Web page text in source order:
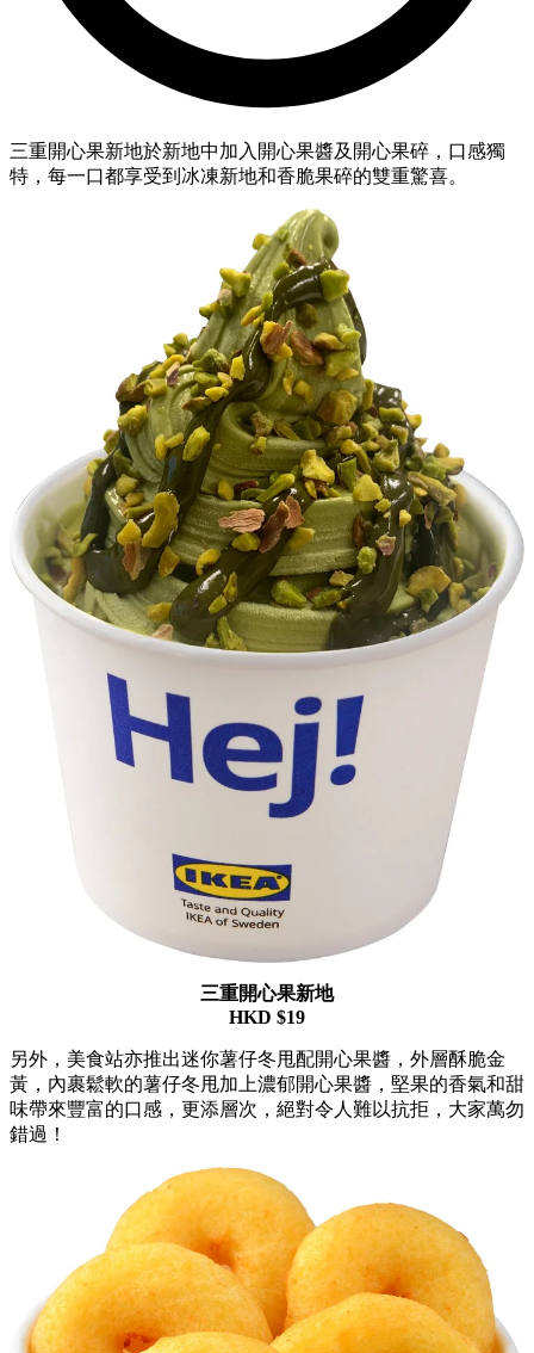
三重開心果新地於新地中加入開心果醬及開心果碎，口感獨
特，每一口都享受到冰凍新地和香脆果碎的雙重驚喜。
三重開心果新地
HKD $19
另外，美食站亦推出迷你薯仔冬甩配開心果醬，外層酥脆金
黃，內裹鬆軟的薯仔冬甩加上濃郁開心果醬，堅果的香氣和甜
味帶來豐富的口感，更添層次，絕對令人難以抗拒，大家萬勿
錯過！